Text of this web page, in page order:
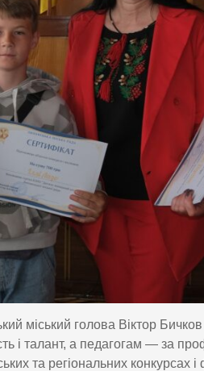
міський голова Віктор Бичков
талант, а педагогам — за
та регіональних конкурсах